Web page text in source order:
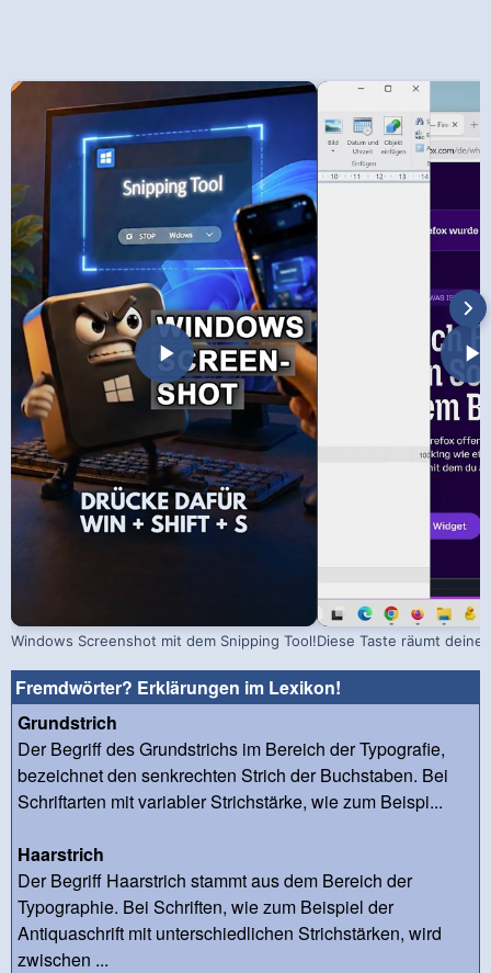
Windows Screenshot mit dem Snipping Tool!Diese Taste räumt
Fremdwörter? Erklärungen im Lexikon!
Grundstrich
Der Begriff des Grundstrichs im Bereich der Typografie,
bezeichnet den senkrechten Strich der Buchstaben. Bei
Schriftarten mit variabler Strichstärke, wie zum Beispi...
Haarstrich
Der Begriff Haarstrich stammt aus dem Bereich der
Typographie. Bei Schriften, wie zum Beispiel der
Antiquaschrift mit unterschiedlichen Strichstärken, wird
zwischen ...